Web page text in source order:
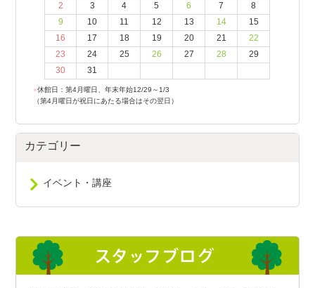
2
3 4 5 6 7
8
9
10 11 12 13 14
15
16
17 18 19 20 21
22
23
24 25 26 27 28
29
30
31
●休館日：第4月曜日、年末年始12/29～1/3
（第4月曜日が祝日にあたる場合はその翌日）
カテゴリー
イベント・講座